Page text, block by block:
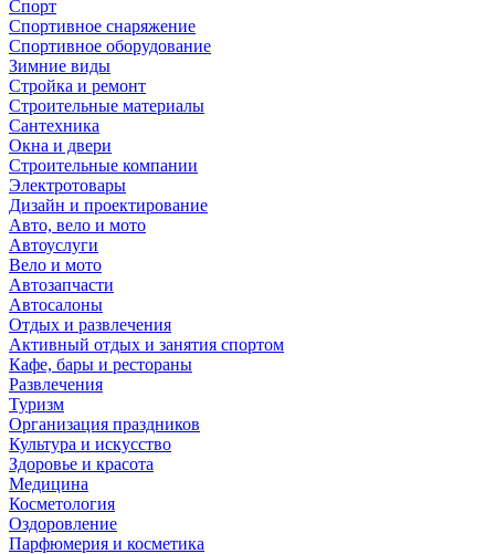
Спорт
Спортивное снаряжение
Спортивное оборудование
Зимние виды
Стройка и ремонт
Строительные материалы
Сантехника
Окна и двери
Строительные компании
Электротовары
Дизайн и проектирование
Авто, вело и мото
Автоуслуги
Вело и мото
Автозапчасти
Автосалоны
Отдых и развлечения
Активный отдых и занятия спортом
Кафе, бары и рестораны
Развлечения
Туризм
Организация праздников
Культура и искусство
Здоровье и красота
Медицина
Косметология
Оздоровление
Парфюмерия и косметика